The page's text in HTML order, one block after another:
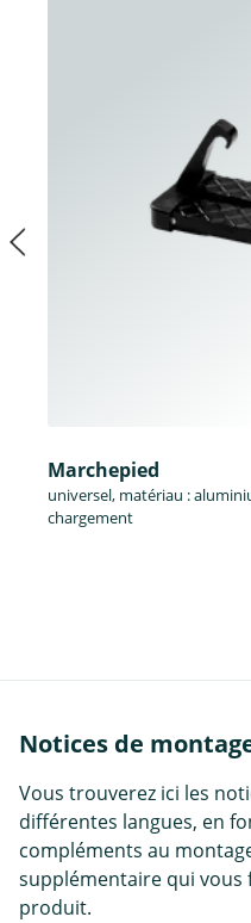
Marchepied
universel, matériau :
chargement
Notices de
Vous trouverez ici les
différentes langues, en
compléments au
supplémentaire qui vous
produit.